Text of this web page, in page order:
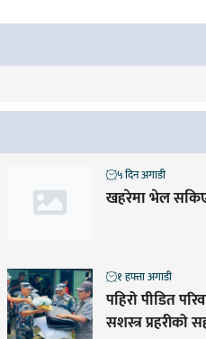
खहरेमा भेल
५ दिन अगाडी
पहिरो पीडित
सशस्त्र प्रहरीको
१ हफ्ता अगाडी